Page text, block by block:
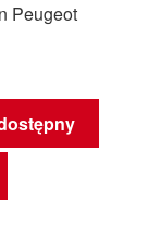
Peugeot